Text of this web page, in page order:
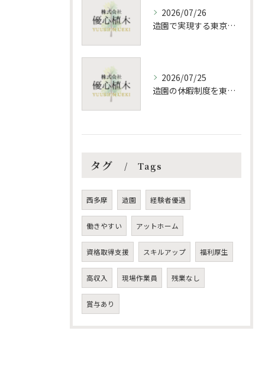
2026/07/26
造園で実現する東京都の環境保護と緑化推進策を詳しく解説
2026/07/25
造園の休暇制度を東京都羽村市で納得して選ぶための働き方比較ガイド
タグ Tags
西多摩 造園 経験者優遇
働きやすい アットホーム
資格取得支援 スキルアップ 福利厚生
高収入 現場作業員 残業なし
賞与あり